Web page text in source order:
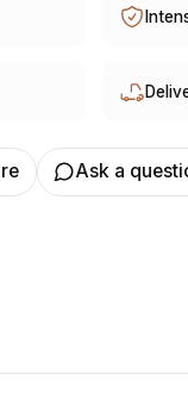
France et à
les besoins du client.
et ajusté selon les
Ask a